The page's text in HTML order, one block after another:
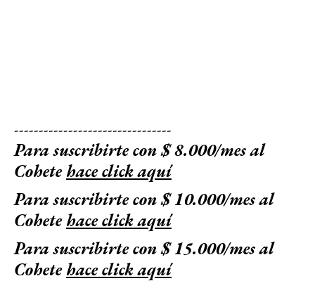
--------------------------------
Para suscribirte con $ 8.000/mes al
Cohetehace click aquí
Para suscribirte con $ 10.000/mes al
Cohetehace click aquí
Para suscribirte con $ 15.000/mes al
Cohetehace click aquí